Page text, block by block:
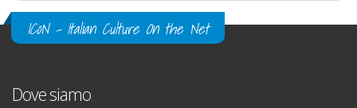
ICoN - Italian Culture On the Net
Dove siamo